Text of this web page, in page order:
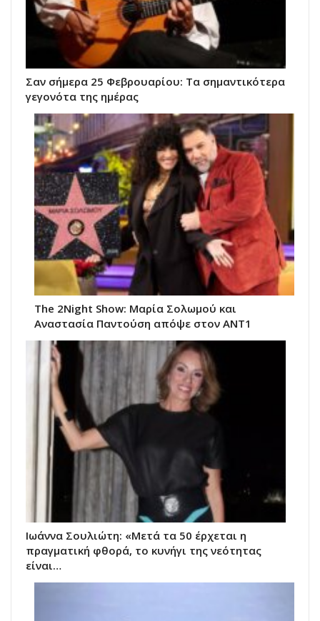
Σαν σήμερα 25 Φεβρουαρίου: Τα σημαντικότερα
γεγονότα της ημέρας
The 2Night Show: Μαρία Σολωμού και
Αναστασία Παντούση απόψε στον ΑΝΤ1
Ιωάννα Σουλιώτη: «Μετά τα 50 έρχεται η
πραγματική φθορά, το κυνήγι της νεότητας
είναι…